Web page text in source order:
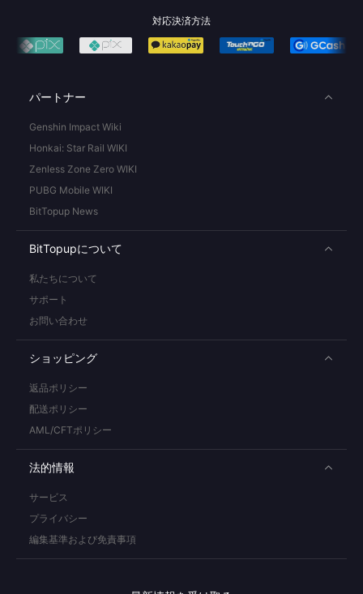
対応決済方法
パートナー
Genshin Impact Wiki
Honkai: Star Rail WIKI
Zenless Zone Zero WIKI
PUBG Mobile WIKI
BitTopup News
BitTopupについて
私たちについて
サポート
お問い合わせ
ショッピング
返品ポリシー
配送ポリシー
AML/CFTポリシー
法的情報
サービス
プライバシー
編集基準および免責事項